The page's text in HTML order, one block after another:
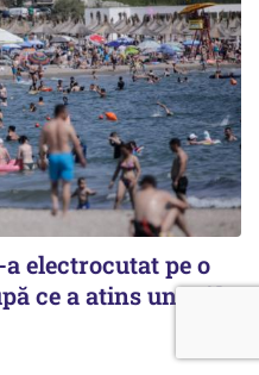
electrocutat pe o
ce a atins un stâlp